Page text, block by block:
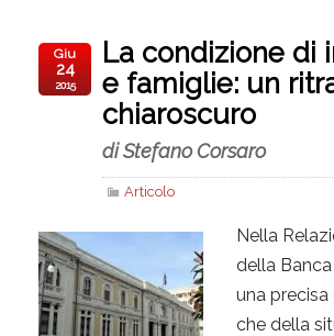
La condizione di
e famiglie: un
chiaroscuro
di Stefano Corsaro
Articolo
Giu
24
2015
Nella
della Banca
una
che della